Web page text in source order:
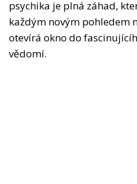
psychika je plná záhad,
každým novým pohledem
otevírá okno do
vědomí.